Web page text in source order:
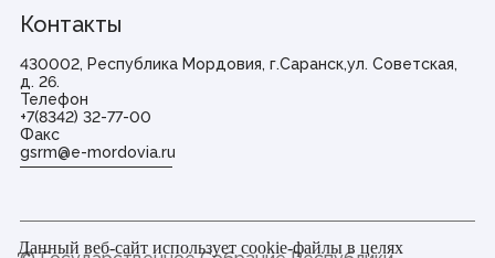
Контакты
430002, Республика Мордовия, г.Саранск,ул. Советская,
д. 26.
Телефон
+7(8342) 32-77-00
Факс
gsrm@e-mordovia.ru
Данный веб-сайт использует cookie-файлы в целях